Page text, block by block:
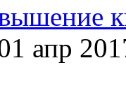
апр